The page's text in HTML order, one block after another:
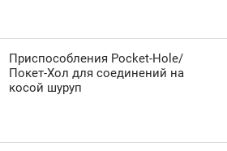
Приспособления Pocket-Hole/
Покет-Хол для соединений на
косой шуруп